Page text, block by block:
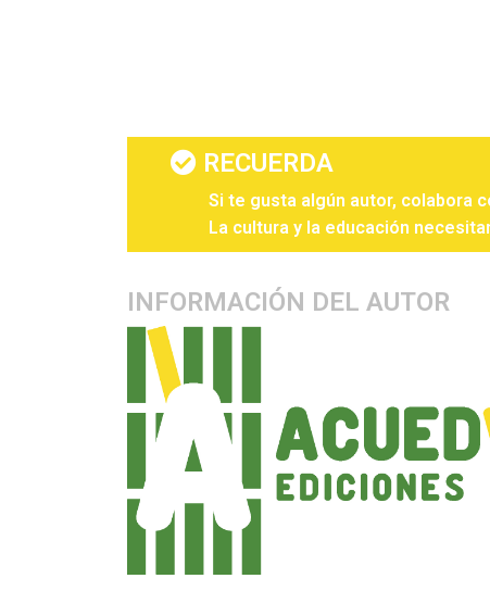
RECUERDA
Si te gusta algún autor, colabora
La cultura y la educación
INFORMACIÓN DEL AUTOR